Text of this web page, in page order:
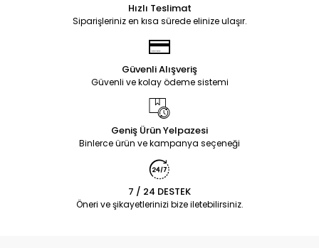
Hızlı Teslimat
Siparişleriniz en kısa sürede elinize ulaşır.
Güvenli Alışveriş
Güvenli ve kolay ödeme sistemi
Geniş Ürün Yelpazesi
Binlerce ürün ve kampanya seçeneği
7 / 24 DESTEK
Öneri ve şikayetlerinizi bize iletebilirsiniz.